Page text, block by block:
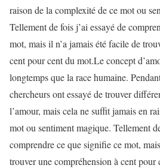
raison de la complexité de ce mot ou
Tellement de fois j’ai essayé de
mot, mais il n’a jamais été facile de
cent pour cent du mot.Le concept
longtemps que la race humaine.
chercheurs ont essayé de trouver
l’amour, mais cela ne suffit jamais en
mot ou sentiment magique. Tellement
comprendre ce que signifie ce mot,
trouver une compréhension à cent pour